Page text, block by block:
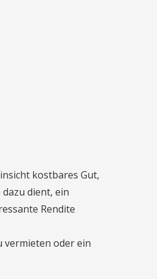
kostbares Gut,
dient, ein
Rendite
vermieten oder ein